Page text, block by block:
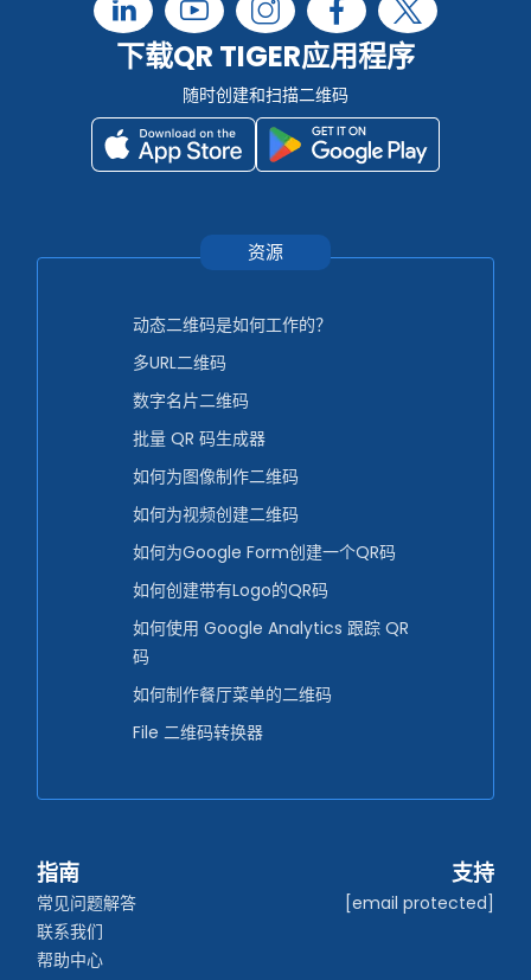
下载QR TIGER应用程序
随时创建和扫描二维码
资源
动态二维码是如何工作的？
多URL二维码
数字名片二维码
批量 QR 码生成器
如何为图像制作二维码
如何为视频创建二维码
如何为Google Form创建一个QR码
如何创建带有Logo的QR码
如何使用 Google Analytics 跟踪 QR
码
如何制作餐厅菜单的二维码
File 二维码转换器
指南
常见问题解答
联系我们
帮助中心
支持
[email protected]